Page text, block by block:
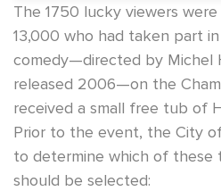
The 1750 lucky viewers
13,000 who had taken part
comedy—directed by Michel
released 2006—on the
received a small free tub of
Prior to the event, the City
to determine which of these
should be selected: